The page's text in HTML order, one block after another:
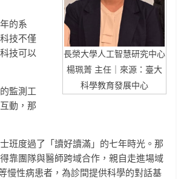
長榮大學人工智慧研究中心
楊珮菁 主任｜來源：臺大
科學教育發展中心
的系
技不僅
技可以
監測工
動，那
班度過了「讀好讀滿」的七年時光。那
靠團隊與醫師跨域合作，親自走進場域
慢性病患者，為診間提供科學的對話基